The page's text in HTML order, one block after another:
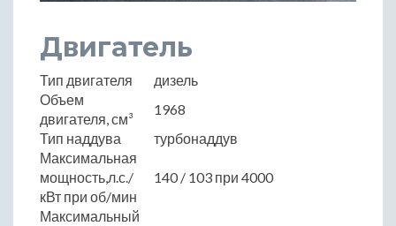
Двигатель
Тип двигателя
дизель
Объем
двигателя, см³
1968
Тип наддува
турбонаддув
Максимальная
мощность,л.с./
кВт при об/мин
140 / 103 при 4000
Максимальный